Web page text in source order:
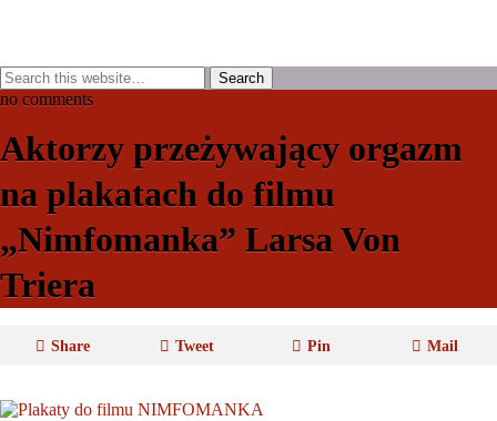
no comments
Aktorzy przeżywający orgazm
na plakatach do filmu
„Nimfomanka” Larsa Von
Triera
Share Tweet Pin Mail